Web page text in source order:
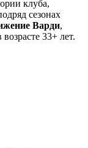
клуба,
сезонах
Варди,
33+ лет.